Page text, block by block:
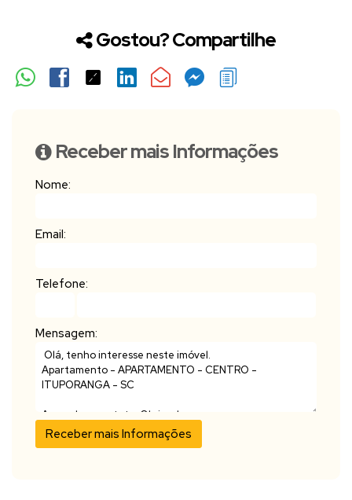
Gostou? Compartilhe
Receber mais Informações
Nome:
Email:
Telefone:
Mensagem: